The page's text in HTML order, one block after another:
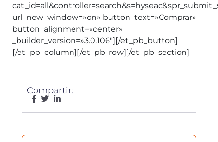
url_new_window=»on» button_text=»Comprar»
button_alignment=»center»
_builder_version=»3.0.106″][/et_pb_button]
[/et_pb_column][/et_pb_row][/et_pb_section]
Compartir: